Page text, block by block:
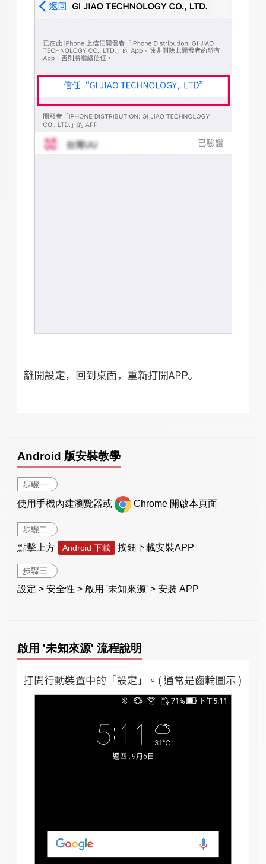
Android 版安裝教學
步驟一
使用手機內建瀏覽器或 Chrome 開啟本頁面
步驟二
點擊上方 Android 下載 按鈕下載安裝APP
步驟三
設定 > 安全性 > 啟用 '未知來源' > 安裝 APP
啟用 '未知來源' 流程說明